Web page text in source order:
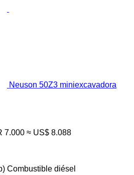
Neuson 50Z3 miniexcavadora
7.000 ≈ US$ 8.088
Combustible diésel